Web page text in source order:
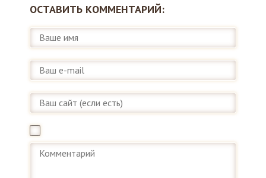
ОСТАВИТЬ КОММЕНТАРИЙ: